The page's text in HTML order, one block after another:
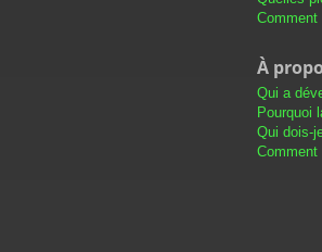
À
Qui a
Pourquoi
Qui dois-
Comment